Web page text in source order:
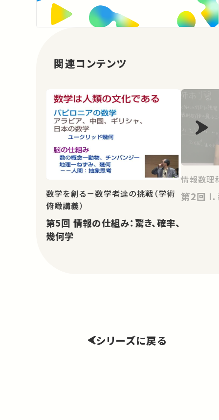
関連コンテンツ
数学を創る－数学者達の挑戦（学術
俯瞰講義）
第5回 情報の仕組み：驚き、確率、
幾何学
情報数理
シリーズに戻る